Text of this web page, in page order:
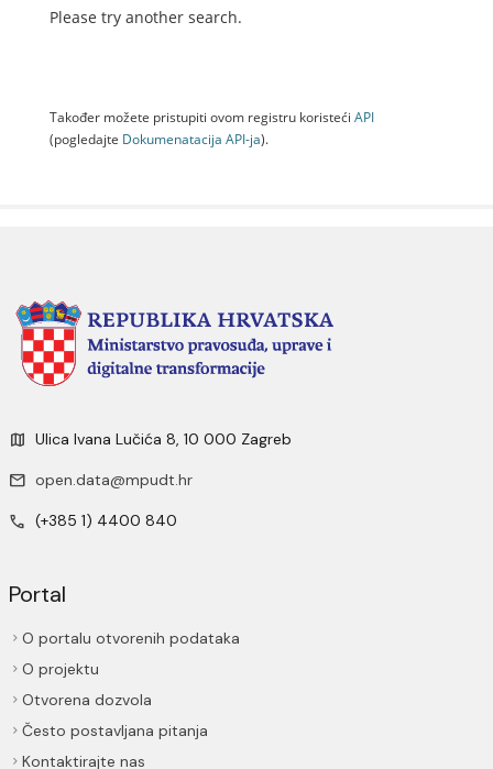
Please try another search.
Također možete pristupiti ovom registru koristeći API
(pogledajte Dokumenаtаcijа API-jа).